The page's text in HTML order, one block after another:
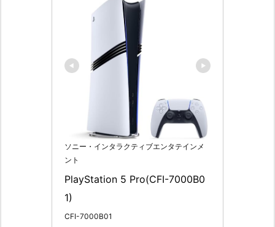
ソニー・インタラクティブエンタテインメ
ント
PlayStation 5 Pro(CFI-7000B0
1)
CFI-7000B01